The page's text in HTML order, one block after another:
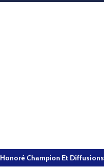
Honoré Champion Et Diffusions